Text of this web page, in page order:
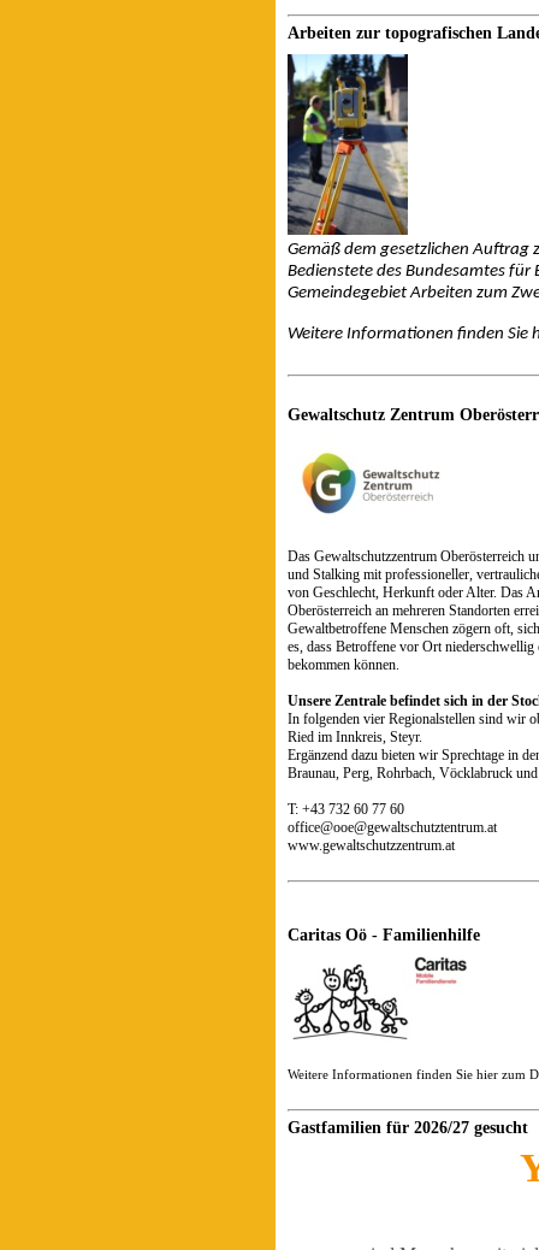
Arbeiten zur topografischen
Gemäß dem gesetzlichen Auftrag
Bedienstete des Bundesamtes für
Gemeindegebiet Arbeiten zum
Weitere Informationen finden Sie
Gewaltschutz Zentrum
Das Gewaltschutzzentrum Oberösterreich
und Stalking mit professioneller,
von Geschlecht, Herkunft oder Alter. Das
Oberösterreich an mehreren Standorten
Gewaltbetroffene Menschen zögern oft,
es, dass Betroffene vor Ort
bekommen können.
Unsere Zentrale befindet sich in der
In folgenden vier Regionalstellen sind wir
Ried im Innkreis, Steyr.
Ergänzend dazu bieten wir Sprechtage in
Braunau, Perg, Rohrbach, Vöcklabruck
T: +43 732 60 77 60
office@ooe@gewaltschutztentrum.at
www.gewaltschutzzentrum.at
Caritas Oö - Familienhilfe
Weitere Informationen finden Sie hier zum
Gastfamilien für 2026/27 gesucht